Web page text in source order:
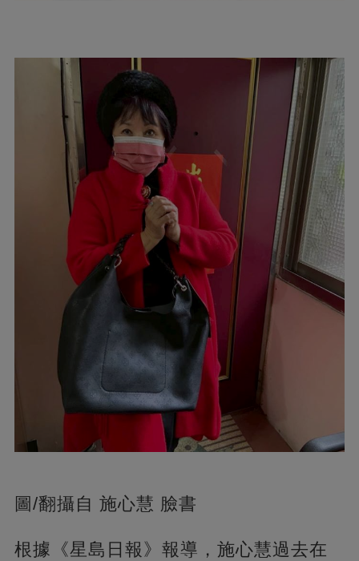
圖/翻攝自 施心慧 臉書
根據《星島日報》報導，施心慧過去在